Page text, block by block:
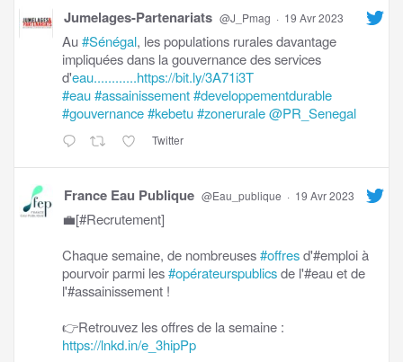
Jumelages-Partenariats @J_Pmag · 19 Avr 2023
Au#Sénégal, les populations rurales davantage
impliquées dans la gouvernance des services
d'eau............https://bit.ly/3A71i3T
#eau#assainissement#developpementdurable
#gouvernance#kebetu#zonerurale@PR_Senegal
Twitter
France Eau Publique @Eau_publique · 19 Avr 2023
💼[#Recrutement]
Chaque semaine, de nombreuses#offresd'#emploi à
pourvoir parmi les#opérateurspublicsde l'#eau et de
l'#assainissement !
👉Retrouvez les offres de la semaine :
https://lnkd.in/e_3hipPp